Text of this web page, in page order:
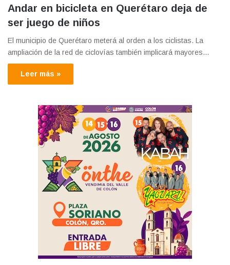
Andar en bicicleta en Querétaro deja de
ser juego de niños
El municipio de Querétaro meterá al orden a los ciclistas. La
ampliación de la red de ciclovías también implicará mayores…
Leer más »